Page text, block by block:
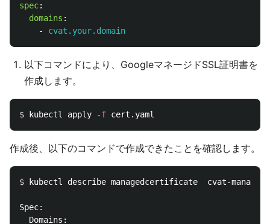
spec:
domains :
-
cvat.your.domain
以下コマンドにより、GoogleマネージドSSL証明書を
作成します。
$ kubectl apply -f
作成後、以下のコマンドで作成できたことを確認します。
$ kubectl describe managedcertificate  cvat-
Spec:
  Domains: